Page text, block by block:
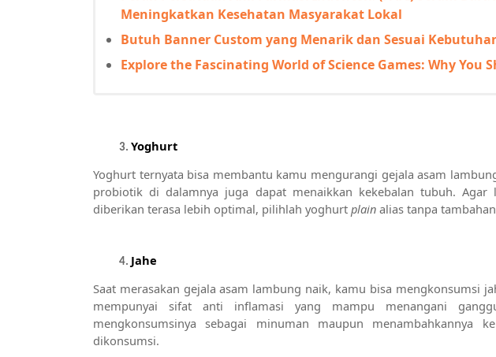
Meningkatkan Kesehatan Masyarakat Lokal
Butuh Banner Custom yang Menarik dan Sesuai
Explore the Fascinating World of Science Games: Why You
Yoghurt
Yoghurt ternyata bisa membantu kamu mengurangi gejala asam
probiotik di dalamnya juga dapat menaikkan kekebalan tubuh. Agar
diberikan terasa lebih optimal, pilihlah yoghurt plain alias tanpa
Jahe
Saat merasakan gejala asam lambung naik, kamu bisa mengkonsumsi
mempunyai sifat anti inflamasi yang mampu menangani
mengkonsumsinya sebagai minuman maupun menambahkannya
dikonsumsi.